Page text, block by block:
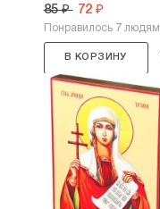
85 ₽ 72 ₽
Понравилось 7 людям
В КОРЗИНУ